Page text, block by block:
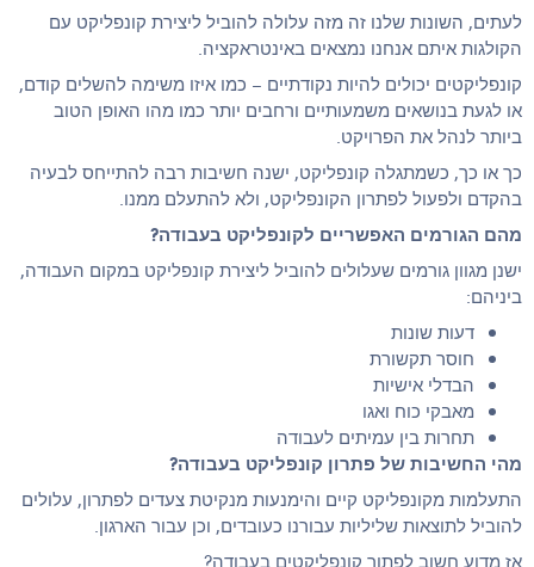
לעתים, השונות שלנו זה מזה עלולה להוביל ליצירת קונפליקט עם
הקולגות איתם אנחנו נמצאים באינטראקציה.
קונפליקטים יכולים להיות נקודתיים – כמו איזו משימה להשלים קודם,
או לגעת בנושאים משמעותיים ורחבים יותר כמו מהו האופן הטוב
ביותר לנהל את הפרויקט.
כך או כך, כשמתגלה קונפליקט, ישנה חשיבות רבה להתייחס לבעיה
בהקדם ולפעול לפתרון הקונפליקט, ולא להתעלם ממנו.
מהם הגורמים האפשריים לקונפליקט בעבודה?
ישנן מגוון גורמים שעלולים להוביל ליצירת קונפליקט במקום העבודה,
ביניהם:
דעות שונות
חוסר תקשורת
הבדלי אישיות
מאבקי כוח ואגו
תחרות בין עמיתים לעבודה
מהי החשיבות של פתרון קונפליקט בעבודה?
התעלמות מקונפליקט קיים והימנעות מנקיטת צעדים לפתרון, עלולים
להוביל לתוצאות שליליות עבורנו כעובדים, וכן עבור הארגון.
אז מדוע חשוב לפתור קונפליקטים בעבודה?